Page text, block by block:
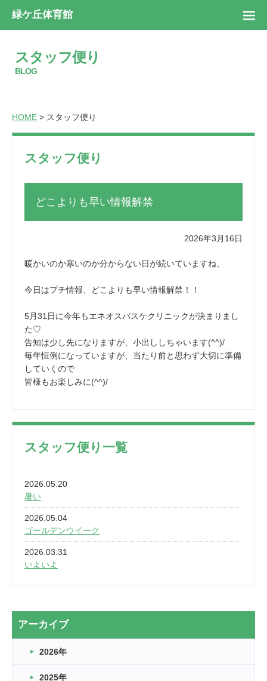
緑ケ丘体育館
スタッフ便り
BLOG
HOME > スタッフ便り
スタッフ便り
どこよりも早い情報解禁
2026年3月16日
暖かいのか寒いのか分からない日が続いていますね、
今日はプチ情報、どこよりも早い情報解禁！！
5月31日に今年もエネオスバスケクリニックが決まりまし
た♡
告知は少し先になりますが、小出ししちゃいます(^^)/
毎年恒例になっていますが、当たり前と思わず大切に準備
していくので
皆様もお楽しみに(^^)/
スタッフ便り一覧
2026.05.20
暑い
2026.05.04
ゴールデンウイーク
2026.03.31
いよいよ
2026.03.20
なぎなた
2026.03.16
アーカイブ
2026年
2025年